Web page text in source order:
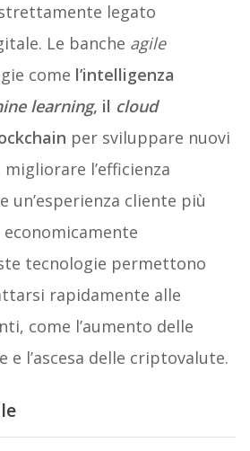
strettamente legato
Le banche agile
come l’intelligenza
learning, il cloud
per sviluppare nuovi
l’efficienza
un’esperienza cliente più
tecnologie permettono
rapidamente alle
come l’aumento delle
e l’ascesa delle criptovalute.